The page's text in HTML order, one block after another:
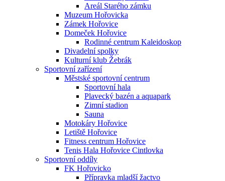
Areál Starého zámku
Muzeum Hořovicka
Zámek Hořovice
Domeček Hořovice
Rodinné centrum Kaleidoskop
Divadelní spolky
Kulturní klub Žebrák
Sportovní zařízení
Městské sportovní centrum
Sportovní hala
Plavecký bazén a aquapark
Zimní stadion
Sauna
Motokáry Hořovice
Letiště Hořovice
Fitness centrum Hořovice
Tenis Hala Hořovice Cintlovka
Sportovní oddíly
FK Hořovicko
Přípravka mladší žactvo